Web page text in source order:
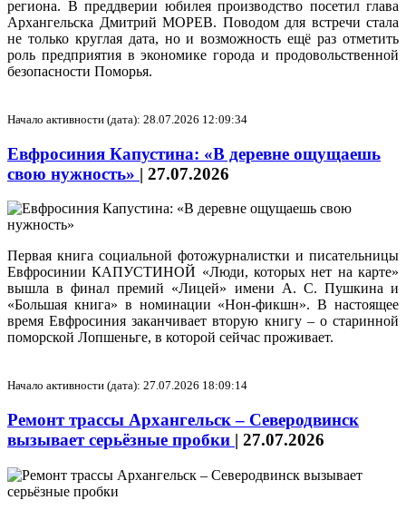
региона. В преддверии юбилея производство посетил глава
Архангельска Дмитрий МОРЕВ. Поводом для встречи стала
не только круглая дата, но и возможность ещё раз отметить
роль предприятия в экономике города и продовольственной
безопасности Поморья.
Начало активности (дата): 28.07.2026 12:09:34
Евфросиния Капустина: «В деревне ощущаешь
свою нужность» | 27.07.2026
Первая книга социальной фотожурналистки и писательницы
Евфросинии КАПУСТИНОЙ «Люди, которых нет на карте»
вышла в финал премий «Лицей» имени А. С. Пушкина и
«Большая книга» в номинации «Нон-фикшн». В настоящее
время Евфросиния заканчивает вторую книгу – о старинной
поморской Лопшеньге, в которой сейчас проживает.
Начало активности (дата): 27.07.2026 18:09:14
Ремонт трассы Архангельск – Северодвинск
вызывает серьёзные пробки | 27.07.2026